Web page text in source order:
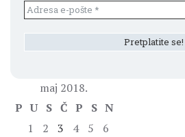
maj 2018.
P U S Č P S N
1
2 3 4 5
6